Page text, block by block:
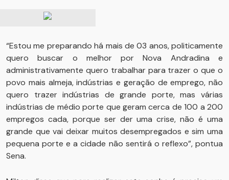
“Estou me preparando há mais de 03 anos, politicamente
quero buscar o melhor por Nova Andradina e
administrativamente quero trabalhar para trazer o que o
povo mais almeja, indústrias e geração de emprego, não
quero trazer indústrias de grande porte, mas várias
indústrias de médio porte que geram cerca de 100 a 200
empregos cada, porque ser der uma crise, não é uma
grande que vai deixar muitos desempregados e sim uma
pequena porte e a cidade não sentirá o reflexo”, pontua
Sena.